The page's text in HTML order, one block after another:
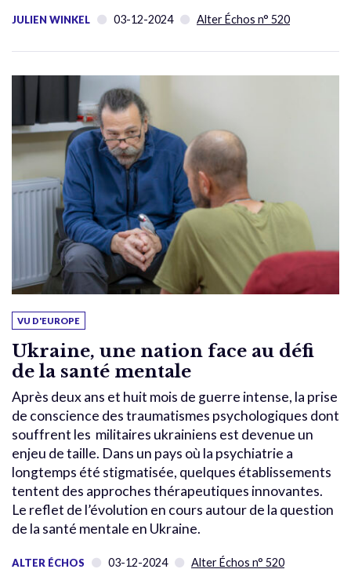
JULIEN WINKEL 03-12-2024 Alter Échos n° 520
VU D'EUROPE
Ukraine, une nation face au défi
de la santé mentale
Après deux ans et huit mois de guerre intense, la prise
de conscience des traumatismes psychologiques dont
souffrent les militaires ukrainiens est devenue un
enjeu de taille. Dans un pays où la psychiatrie a
longtemps été stigmatisée, quelques établissements
tentent des approches thérapeutiques innovantes.
Le reflet de l’évolution en cours autour de la question
de la santé mentale en Ukraine.
ALTER ÉCHOS 03-12-2024 Alter Échos n° 520